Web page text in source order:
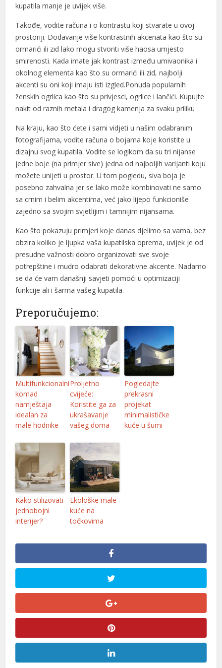
kupatila manje je uvijek više.
Takođe, vodite računa i o kontrastu koji stvarate u ovoj
prostoriji. Dodavanje više kontrastnih akcenata kao što su
ormarići ili zid lako mogu stvoriti više haosa umjesto
smirenosti. Kada imate jak kontrast između umivaonika i
okolnog elementa kao što su ormarići ili zid, najbolji
akcenti su oni koji imaju isti izgled.Ponuda popularnih
ženskih ogrlica kao što su privjesci, ogrlice i lančići. Kupujte
nakit od raznih metala i dragog kamenja za svaku priliku
Na kraju, kao što ćete i sami vidjeti u našim odabranim
fotografijama, vodite računa o bojama koje koristite u
dizajnu svog kupatila. Vodite se logikom da su tri nijanse
jedne boje (na primjer sive) jedna od najboljih varijanti koju
možete unijeti u prostor. U tom pogledu, siva boja je
posebno zahvalna jer se lako može kombinovati ne samo
sa crnim i belim akcentima, već jako lijepo funkcioniše
zajedno sa svojim svjetlijim i tamnijim nijansama.
Kao što pokazuju primjeri koje danas djelimo sa vama, bez
obzira koliko je ljupka vaša kupatilska oprema, uvijek je od
presudne važnosti dobro organizovati sve svoje
potrepštine i mudro odabrati dekorativne akcente. Nadamo
se da će vam današnji savjeti pomoći u optimizaciji
funkcije ali i šarma vašeg kupatila.
Preporučujemo:
Multifunkcionalni
komad
namještaja
idealan za
male hodnike
Proljetno
cvijeće:
Koristite ga za
ukrašavanje
vašeg doma
Pogledajte
prekrasni
projekat
minimalističke
kuće u šumi
Kako stilizovati
jednobojni
interijer?
Ekološke male
kuće na
točkovima